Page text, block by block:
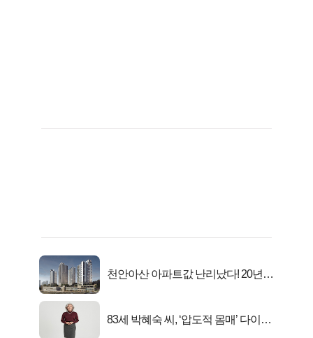
천안아산 아파트값 난리났다! 20년
83세 박혜숙 씨, ‘압도적 몸매’ 다이어